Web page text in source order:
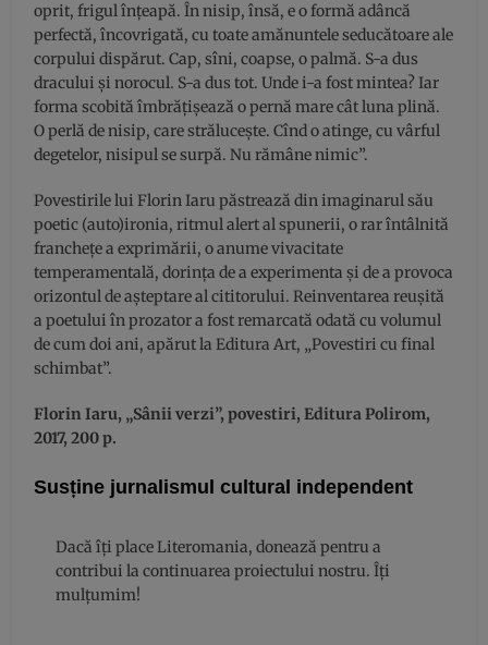
oprit, frigul înțeapă. În nisip, însă, e o formă adâncă
perfectă, încovrigată, cu toate amănuntele seducătoare ale
corpului dispărut. Cap, sîni, coapse, o palmă. S-a dus
dracului și norocul. S-a dus tot. Unde i-a fost mintea? Iar
forma scobită îmbrățișează o pernă mare cât luna plină.
O perlă de nisip, care strălucește. Cînd o atinge, cu vârful
degetelor, nisipul se surpă. Nu rămâne nimic”.
Povestirile lui Florin Iaru păstrează din imaginarul său
poetic (auto)ironia, ritmul alert al spunerii, o rar întâlnită
franchețe a exprimării, o anume vivacitate
temperamentală, dorința de a experimenta și de a provoca
orizontul de așteptare al cititorului. Reinventarea reușită
a poetului în prozator a fost remarcată odată cu volumul
de cum doi ani, apărut la Editura Art, „Povestiri cu final
schimbat”.
Florin Iaru, „Sânii verzi”, povestiri, Editura Polirom,
2017, 200 p.
Susține jurnalismul cultural independent
Dacă îți place Literomania, donează pentru a
contribui la continuarea proiectului nostru. Îți
mulțumim!